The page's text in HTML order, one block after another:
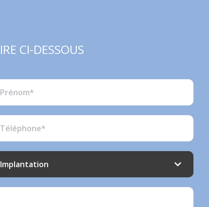
CI-DESSOUS